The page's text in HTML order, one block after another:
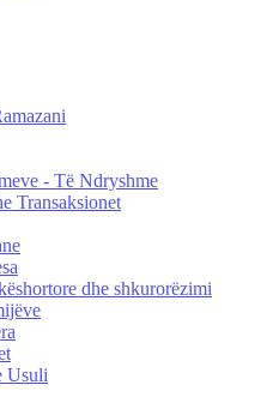
- Të Ndryshme
Transaksionet
dhe shkurorëzimi
Usuli